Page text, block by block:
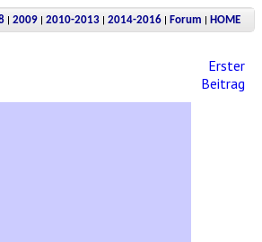
| 2009 | 2010-2013 | 2014-2016 | Forum | HOME
Erster
Beitrag